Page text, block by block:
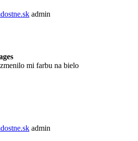
admin
mi farbu na bielo
admin